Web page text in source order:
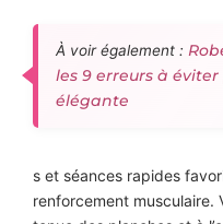
À voir également :
les 9 erreurs à
élégante
s et séances rapides
renforcement musculaire.